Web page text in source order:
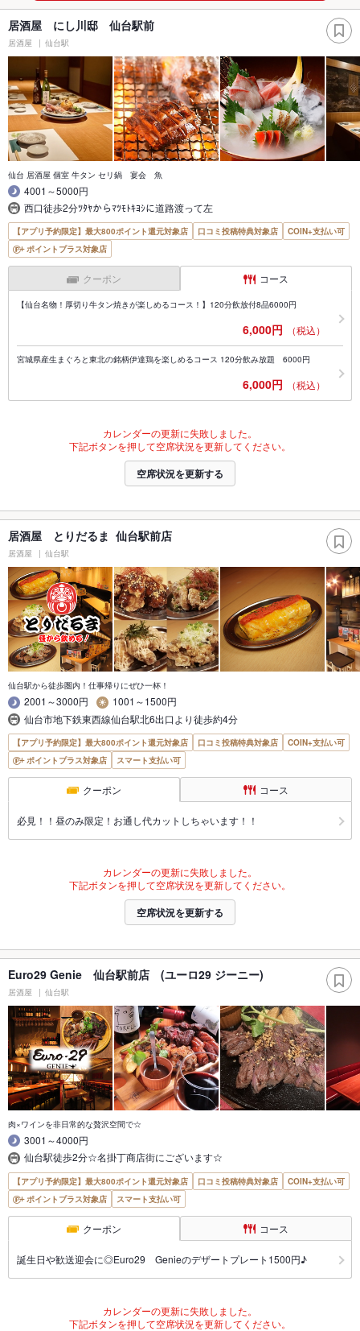
居酒屋 にし川邸 仙台駅前
居酒屋 仙台駅
仙台 居酒屋 個室 牛タン セリ鍋 宴会 魚
4001～5000円
西口徒歩2分ﾂﾀﾔからﾏﾂﾓﾄｷﾖｼに道路渡って左
【アプリ予約限定】最大800ポイント還元対象店 口コミ投稿特典対象店
COIN+支払い可
ポイントプラス対象店
クーポン コース
【仙台名物！厚切り牛タン焼きが楽しめるコース！】120分飲放付8品6000円
6,000円 （税込）
宮城県産生まぐろと東北の銘柄伊達鶏を楽しめるコース 120分飲み放題 6000円
6,000円 （税込）
カレンダーの更新に失敗しました。
下記ボタンを押して空席状況を更新してください。
空席状況を更新する
居酒屋 とりだるま 仙台駅前店
居酒屋 仙台駅
仙台駅から徒歩圏内！仕事帰りにぜひ一杯！
2001～3000円
1001～1500円
仙台市地下鉄東西線仙台駅北6出口より徒歩約4分
【アプリ予約限定】最大800ポイント還元対象店 口コミ投稿特典対象店
COIN+支払い可
ポイントプラス対象店
スマート支払い可
クーポン コース
必見！！昼のみ限定！お通し代カットしちゃいます！！
カレンダーの更新に失敗しました。
下記ボタンを押して空席状況を更新してください。
空席状況を更新する
Euro29 Genie 仙台駅前店 (ユーロ29 ジーニー)
居酒屋 仙台駅
肉×ワインを非日常的な贅沢空間で☆
3001～4000円
仙台駅徒歩2分☆名掛丁商店街にございます☆
【アプリ予約限定】最大800ポイント還元対象店 口コミ投稿特典対象店
COIN+支払い可
ポイントプラス対象店
スマート支払い可
クーポン コース
誕生日や歓送迎会に◎Euro29 Genieのデザートプレート1500円♪
カレンダーの更新に失敗しました。
下記ボタンを押して空席状況を更新してください。